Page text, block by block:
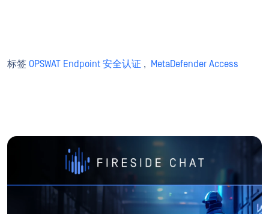
标签 OPSWAT Endpoint 安全认证 , MetaDefender Access